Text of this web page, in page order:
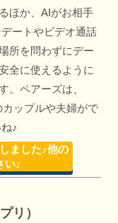
ほか、AIがお相手
ートやビデオ通話
所を問わずにデー
全に使えるように
。ペアーズは、
ップルや夫婦がで
♪
ました♪他の
い♪
リ）